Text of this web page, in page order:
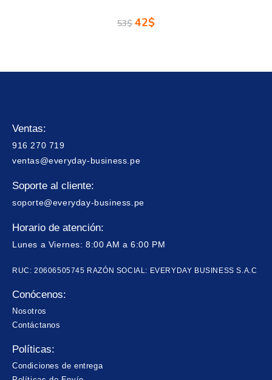
53$ 42$
Ventas:
916 270 719
ventas@everyday-business.pe
Soporte al cliente:
soporte@everyday-business.pe
Horario de atención:
Lunes a Viernes: 8:00 AM a 6:00 PM
RUC: 20606505745 RAZÓN SOCIAL: EVERYDAY BUSINESS S.A.C
Conócenos:
Nosotros
Contáctanos
Políticas:
Condiciones de entrega